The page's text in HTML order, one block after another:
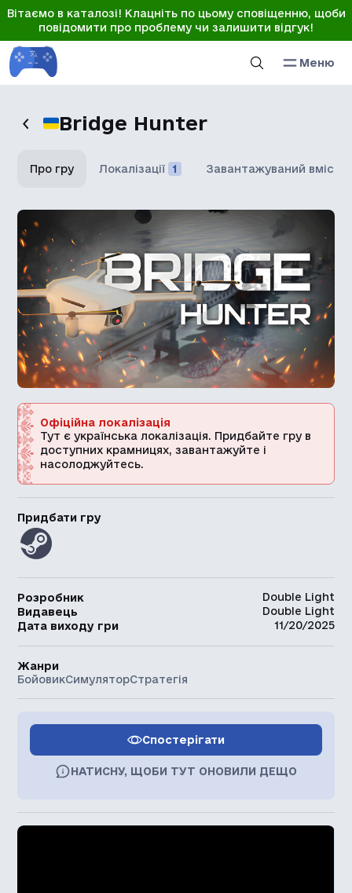
Вітаємо в каталозі! Клацніть по цьому сповіщенню, щоби
повідомити про проблему чи залишити відгук!
Меню
Bridge Hunter
Про гру Локалізації 1 Завантажуваний вміст
Офіційна локалізація
Тут є українська локалізація. Придбайте гру в
доступних крамницях, завантажуйте і
насолоджуйтесь.
Придбати гру
Розробник
Double Light
Видавець
Double Light
Дата виходу гри
11/20/2025
Жанри
БойовикСимуляторСтратегія
Спостерігати
НАТИСНУ, ЩОБИ ТУТ ОНОВИЛИ ДЕЩО